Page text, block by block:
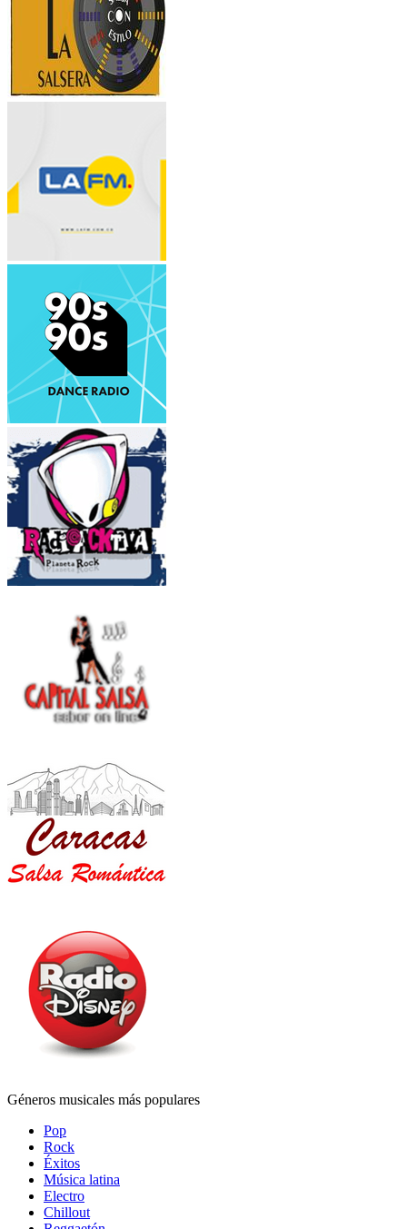
Géneros musicales más populares
Pop
Rock
Éxitos
Música latina
Electro
Chillout